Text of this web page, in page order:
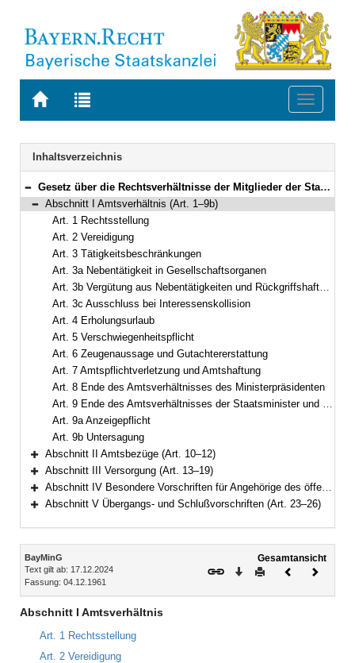
Zur
BAYERN.RECHT
Zur
letzten
Suche
Toggle
Navigation
Inhaltsverzeichnis
Bereich reduzieren
Gesetz über die Rechtsverhältnisse der Mitglieder der Staatsregierung (Bayerisches Ministergesetz – BayMinG) Vom 4. Dezember 1961 (BayRS II S. 72) BayRS 1102-1-F (Art. 1–26)
Bereich reduzieren
Abschnitt I Amtsverhältnis (Art. 1–9b)
Art. 1 Rechtsstellung
Art. 2 Vereidigung
Art. 3 Tätigkeitsbeschränkungen
Art. 3a Nebentätigkeit in Gesellschaftsorganen
Art. 3b Vergütung aus Nebentätigkeiten und Rückgriffshaftung
Art. 3c Ausschluss bei Interessenskollision
Art. 4 Erholungsurlaub
Art. 5 Verschwiegenheitspflicht
Art. 6 Zeugenaussage und Gutachtererstattung
Art. 7 Amtspflichtverletzung und Amtshaftung
Art. 8 Ende des Amtsverhältnisses des Ministerpräsidenten
Art. 9 Ende des Amtsverhältnisses der Staatsminister und Staatssekretäre
Art. 9a Anzeigepflicht
Art. 9b Untersagung
Bereich erweitern
Abschnitt II Amtsbezüge (Art. 10–12)
Bereich erweitern
Abschnitt III Versorgung (Art. 13–19)
Bereich erweitern
Abschnitt IV Besondere Vorschriften für Angehörige des öffentlichen Dienstes (Art. 20–22)
Abschnitt V Übergangs- und Schlußvorschriften (Art. 23–26)
Inhalt
BayMinG
Text gilt ab: 17.12.2024
Fassung: 04.12.1961
Gesamtansicht
Download
DruckenVorheriges
Abschnitt I Amtsverhältnis
Art. 1 Rechtsstellung
Art. 2 Vereidigung